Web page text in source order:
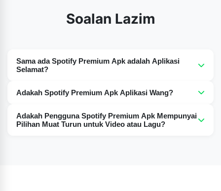
Soalan Lazim
Sama ada Spotify Premium Apk adalah Aplikasi
Selamat?
dan bebas daripada virus atau perisian hasad.
Adakah Spotify Premium Apk Aplikasi Wang?
digunakan, memberikan anda pengalaman premium
Adakah Pengguna Spotify Premium Apk Mempunyai
Pilihan Muat Turun untuk Video atau Lagu?